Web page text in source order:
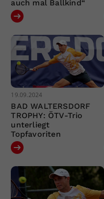
auch mal Ballkind“
19.09.2024
BAD WALTERSDORF
TROPHY: ÖTV-Trio
unterliegt
Topfavoriten